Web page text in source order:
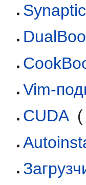
Synaptic
Vim-
CUDA‎ (